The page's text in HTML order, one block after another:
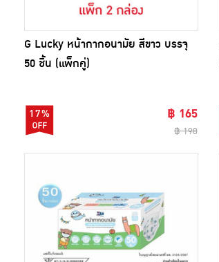
G Lucky หน้ากากอนามัย สีขาว บรรจุ
50 ชิ้น (แพ็กคู่)
17% ฿ 165
฿ 198